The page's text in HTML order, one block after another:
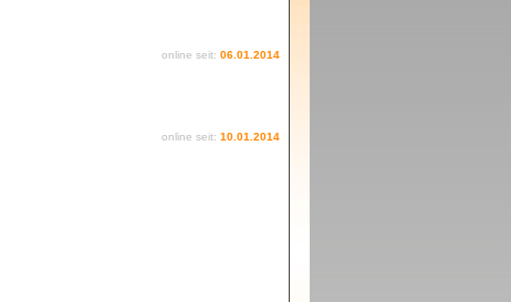
online seit: 06.01.2014
online seit: 10.01.2014